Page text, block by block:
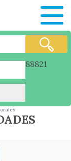
88821